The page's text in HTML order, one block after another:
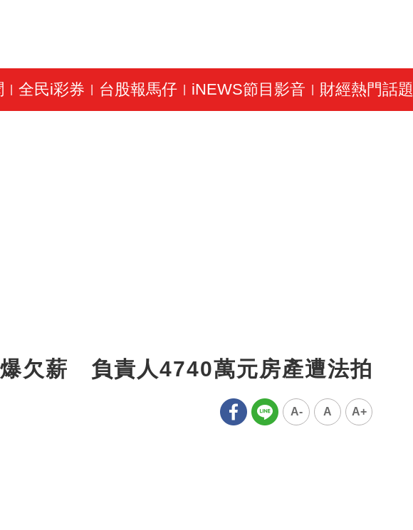
全民i彩券 台股報馬仔| iNEWS節目影音 財經熱門話題
欠薪 負責人4740萬元房產遭法拍
A- A A+